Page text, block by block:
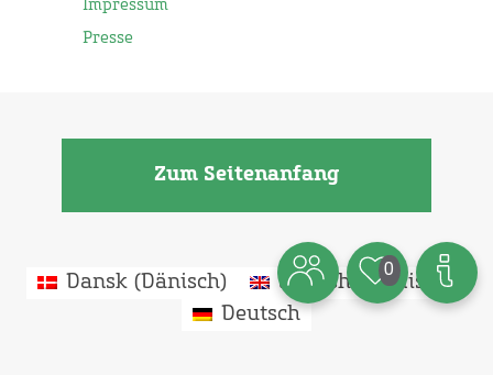
Impressum
Presse
Zum Seitenanfang
0
Dansk( Dänisch) English( Englisch)
Deutsch